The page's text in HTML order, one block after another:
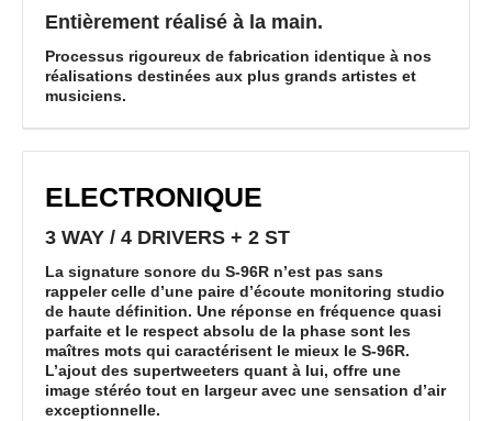
pour mon prochain commentaire.
plus sur la façon dont les données de vos commentaires sont
traitées.
Entièrement réalisé à la main.
Processus rigoureux de fabrication identique à nos
réalisations destinées aux plus grands artistes et
musiciens.
ELECTRONIQUE
3 WAY / 4 DRIVERS + 2 ST
La signature sonore du S-96R n’est pas sans
rappeler celle d’une paire d’écoute monitoring studio
de haute définition. Une réponse en fréquence quasi
parfaite et le respect absolu de la phase sont les
maîtres mots qui caractérisent le mieux le S-96R.
L’ajout des supertweeters quant à lui, offre une
image stéréo tout en largeur avec une sensation d’air
exceptionnelle.